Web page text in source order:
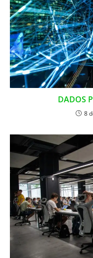
DADOS
8